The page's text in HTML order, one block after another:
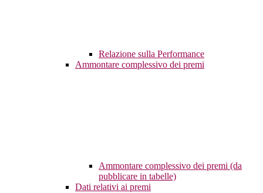
Relazione sulla Performance
Ammontare complessivo dei premi
Ammontare complessivo dei premi (da
pubblicare in tabelle)
Dati relativi ai premi